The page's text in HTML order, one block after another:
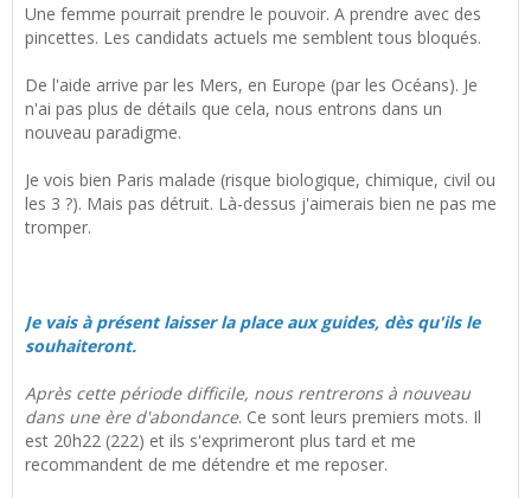
Une femme pourrait prendre le pouvoir. A prendre avec des
pincettes. Les candidats actuels me semblent tous bloqués.
De l'aide arrive par les Mers, en Europe (par les Océans). Je
n'ai pas plus de détails que cela, nous entrons dans un
nouveau paradigme.
Je vois bien Paris malade (risque biologique, chimique, civil ou
les 3 ?). Mais pas détruit. Là-dessus j'aimerais bien ne pas me
tromper.
Je vais à présent laisser la place aux guides, dès qu'ils le
souhaiteront.
Après cette période difficile, nous rentrerons à nouveau
dans une ère d'abondance. Ce sont leurs premiers mots. Il
est 20h22 (222) et ils s'exprimeront plus tard et me
recommandent de me détendre et me reposer.